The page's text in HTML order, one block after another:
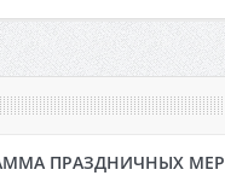
ПРАЗДНИЧНЫХ